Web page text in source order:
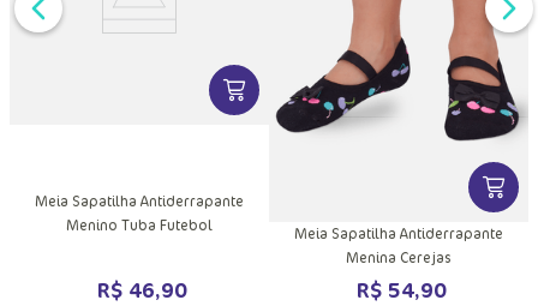
INFORMAÇÕES DO PRODUTOVER MAIS INFORMAÇÕES DO
Meia Sapatilha Antiderrapante
Menino Tuba Futebol
R$ 46,90
VER
Meia Sapatilha Antiderrapante
Menina Cerejas
R$ 54,90